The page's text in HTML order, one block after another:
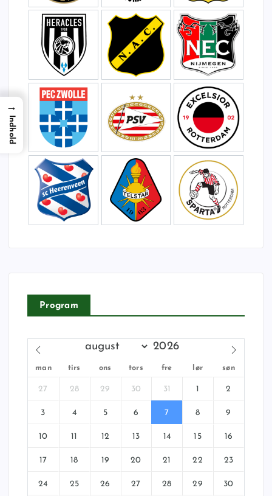
Program
man tirs ons tors fre lør søn
27 28 29 30 31 1 2
3 4 5 6 7 8 9
10 11 12 13 14 15 16
17 18 19 20 21 22 23
24 25 26 27 28 29 30
→
Indhold